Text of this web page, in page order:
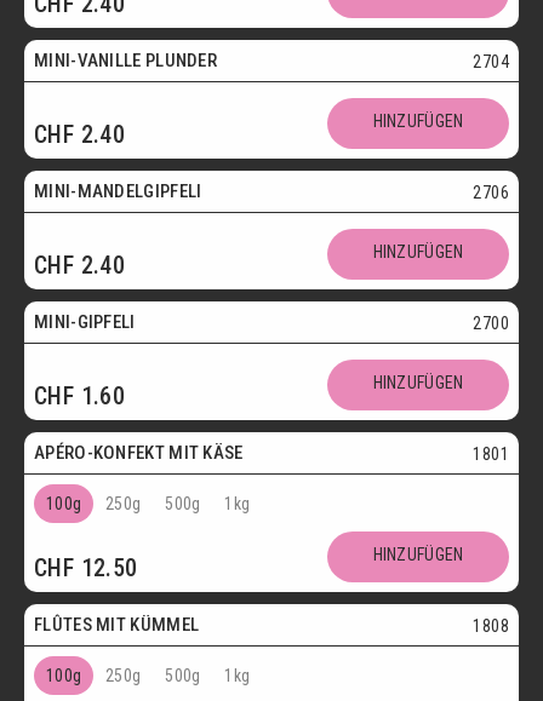
Vegetarisch
MINI-VANILLE PLUNDER 2704
CHF 2.40 HINZUFÜGEN
Vegetarisch
MINI-MANDELGIPFELI 2706
CHF 2.40 HINZUFÜGEN
Vegetarisch
MINI-GIPFELI 2700
CHF 1.60 HINZUFÜGEN
Vegetarisch
APÉRO-KONFEKT MIT KÄSE 1801
100g 250g 500g 1kg
CHF 12.50 HINZUFÜGEN
Vegetarisch
FLÛTES MIT KÜMMEL 1808
100g 250g 500g 1kg